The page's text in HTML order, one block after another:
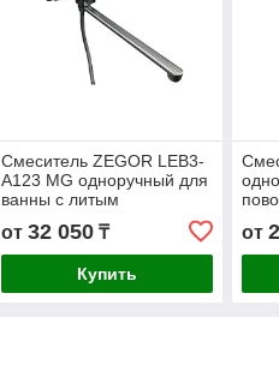
Смеситель ZEGOR LEB3-
A123 MG одноручный для
ванны с литым
оружейная сталь.
от 32 050₸
Купить
от